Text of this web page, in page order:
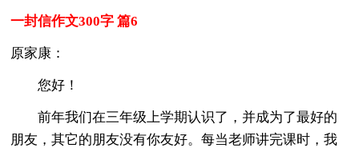
一封信作文300字 篇6
原家康：
您好！
前年我们在三年级上学期认识了，并成为了最好的
朋友，其它的朋友没有你友好。每当老师讲完课时，我